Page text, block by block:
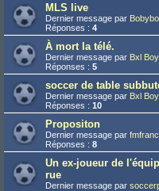
MLS live
Dernier message par
Réponses : 4
À mort la télé.
Dernier message par Bxl Boy
Réponses : 5
soccer de table
Dernier message par Bxl Boy
Réponses : 10
Propositon
Dernier message par
Réponses : 8
Un ex-joueur de
rue
Dernier message par